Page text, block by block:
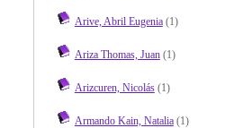
Arive, Abril Eugenia(1)
Ariza Thomas, Juan(1)
Arizcuren, Nicolás(1)
Armando Kain, Natalia(1)